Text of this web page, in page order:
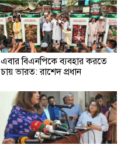
এবার বিএনপিকে ব্যবহার করতে
চায় ভারত: রাশেদ প্রধান